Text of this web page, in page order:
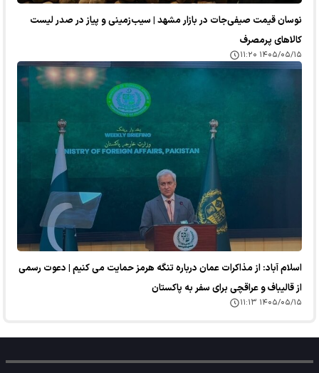
نوسان قیمت صیفی‌جات در بازار مشهد | سیب‌زمینی و پیاز در صدر لیست
کالا‌های پرمصرف
۱۴۰۵/۰۵/۱۵ ۱۱:۲۰
اسلام آباد: از مذاکرات عمان درباره تنگه هرمز حمایت می کنیم | دعوت رسمی
از قالیباف و عراقچی برای سفر به پاکستان
۱۴۰۵/۰۵/۱۵ ۱۱:۱۳